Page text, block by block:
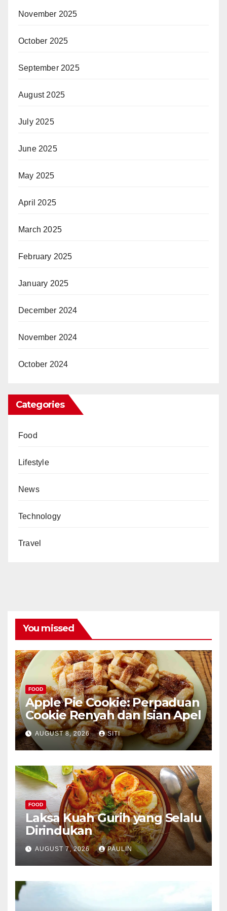
November 2025
October 2025
September 2025
August 2025
July 2025
June 2025
May 2025
April 2025
March 2025
February 2025
January 2025
December 2024
November 2024
October 2024
Categories
Food
Lifestyle
News
Technology
Travel
You missed
FOOD
Apple Pie Cookie: Perpaduan
Cookie Renyah dan Isian Apel
AUGUST 8, 2026 SITI
FOOD
Laksa Kuah Gurih yang Selalu
Dirindukan
AUGUST 7, 2026 PAULIN